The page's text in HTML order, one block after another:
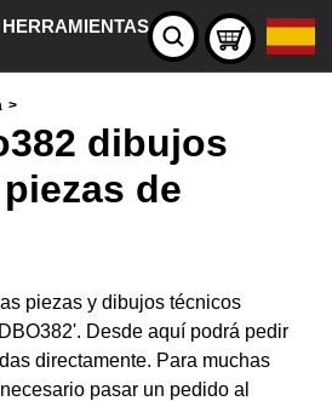
>
dibujos
de
piezas y dibujos técnicos
Desde aquí podrá pedir
directamente. Para muchas
pasar un pedido al